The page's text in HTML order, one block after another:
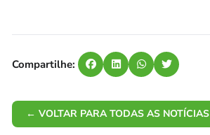
Compartilhe:
← VOLTAR PARA TODAS AS NOTÍCIAS